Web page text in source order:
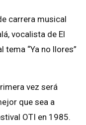
carrera musical
vocalista de El
tema “Ya no llores”
vez será
que sea a
OTI en 1985.